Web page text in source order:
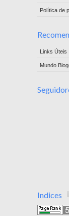
Política de
Links Úteis
Mundo
Indices